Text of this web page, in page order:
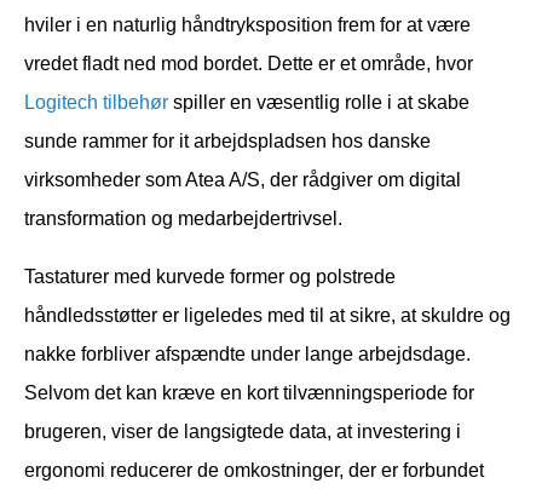
hviler i en naturlig håndtryksposition frem for at være
vredet fladt ned mod bordet. Dette er et område, hvor
Logitech tilbehør spiller en væsentlig rolle i at skabe
sunde rammer for it arbejdspladsen hos danske
virksomheder som Atea A/S, der rådgiver om digital
transformation og medarbejdertrivsel.
Tastaturer med kurvede former og polstrede
håndledsstøtter er ligeledes med til at sikre, at skuldre og
nakke forbliver afspændte under lange arbejdsdage.
Selvom det kan kræve en kort tilvænningsperiode for
brugeren, viser de langsigtede data, at investering i
ergonomi reducerer de omkostninger, der er forbundet